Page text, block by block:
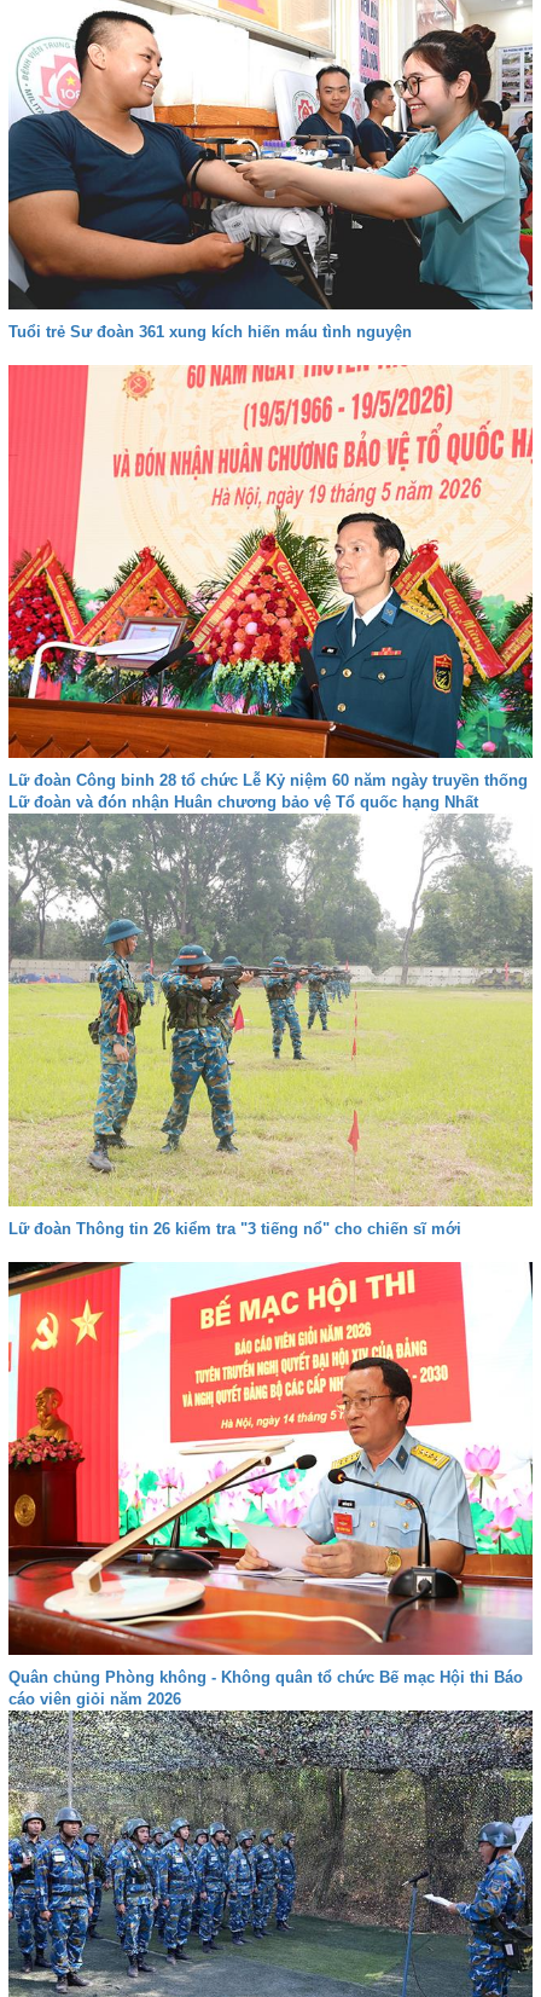
Tuổi trẻ Sư đoàn 361 xung kích hiến máu tình nguyện
Lữ đoàn Công binh 28 tổ chức Lễ Kỷ niệm 60 năm ngày truyền thống
Lữ đoàn và đón nhận Huân chương bảo vệ Tổ quốc hạng Nhất
Lữ đoàn Thông tin 26 kiểm tra "3 tiếng nổ" cho chiến sĩ mới
Quân chủng Phòng không - Không quân tổ chức Bế mạc Hội thi Báo
cáo viên giỏi năm 2026